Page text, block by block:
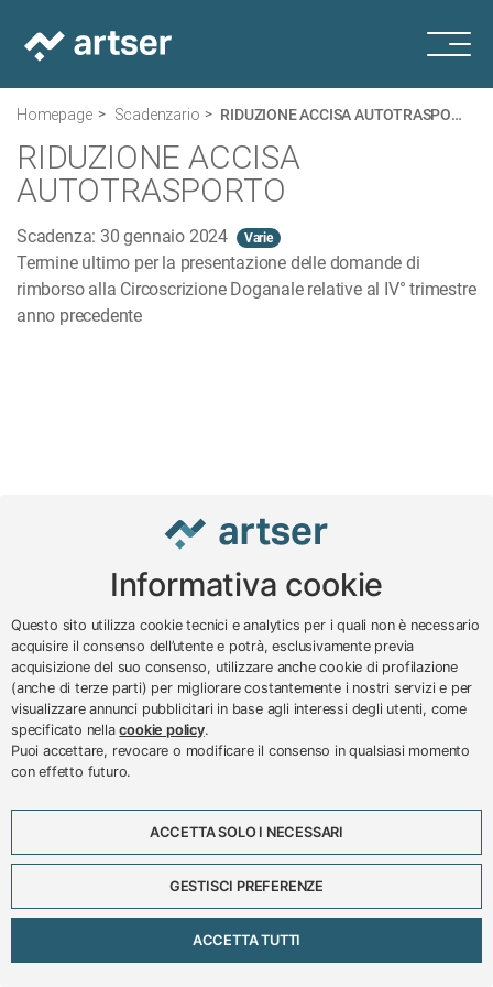
Homepage Scadenzario RIDUZIONE ACCISA AUTOTRASPORTO
RIDUZIONE ACCISA
AUTOTRASPORTO
Scadenza: 30 gennaio 2024 Varie
Termine ultimo per la presentazione delle domande di
rimborso alla Circoscrizione Doganale relative al IV° trimestre
anno precedente
© 2024 – 2026 - ARTSER SRL
ARTSER SRL - Viale Milano, 5 - Varese -
P.IVA 01878290129
Tel. 0332 256111 - Fax 0332 256200 -
VA-213777
Lavora con noi
Scadenzario
Eventi
Approfondimenti
Privacy e cookies policy
Informativa cookie
Questo sito utilizza cookie tecnici e analytics per i quali non è necessario
acquisire il consenso dell’utente e potrà, esclusivamente previa
acquisizione del suo consenso, utilizzare anche cookie di profilazione
(anche di terze parti) per migliorare costantemente i nostri servizi e per
visualizzare annunci pubblicitari in base agli interessi degli utenti, come
specificato nellacookie policy.
Puoi accettare, revocare o modificare il consenso in qualsiasi momento
con effetto futuro.
ACCETTA SOLO I NECESSARI
GESTISCI PREFERENZE
ACCETTA TUTTI